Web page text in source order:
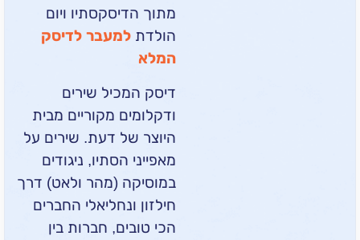
מתוך הדיסקסתיו ויום
למעבר לדיסק
דיסק המכיל שירים
ודקלומים מקוריים מבית
היוצר של דעת. שירים על
מאפייני הסתיו, ניגודים
במוסיקה (מהר ולאט) דרך
חילזון ונחליאלי החברים
הכי טובים, חברות בין